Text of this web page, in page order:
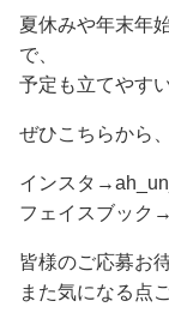
夏休みや年末年
で、
予定も立てやす
ぜひこちらから
インスタ
フェイスブック
皆様のご応募お
また気になる点